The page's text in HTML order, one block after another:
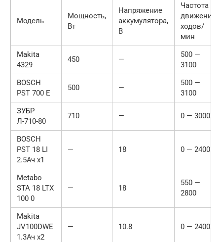
Модель
Мощность,
Вт
Напряжение
аккумулятора,
В
Частота
движения,
ходов/
мин
Makita
4329
450 —
500 —
3100
BOSCH
PST 700 E
500 —
500 —
3100
ЗУБР
Л-710-80
710 — 0 — 3000
BOSCH
PST 18 LI
2.5Ач x1
— 18 0 — 2400
Metabo
STA 18 LTX
100 0
— 18
550 —
2800
Makita
JV100DWE
1.3Ач х2
— 10.8 0 — 2400